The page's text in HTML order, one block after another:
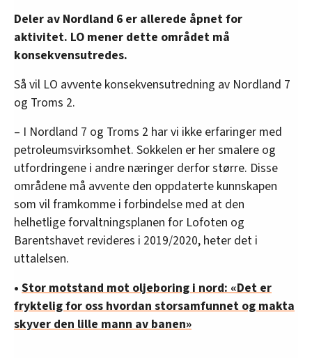
Deler av Nordland 6 er allerede åpnet for
aktivitet. LO mener dette området må
konsekvensutredes.
Så vil LO avvente konsekvensutredning av Nordland 7
og Troms 2.
– I Nordland 7 og Troms 2 har vi ikke erfaringer med
petroleumsvirksomhet. Sokkelen er her smalere og
utfordringene i andre næringer derfor større. Disse
områdene må avvente den oppdaterte kunnskapen
som vil framkomme i forbindelse med at den
helhetlige forvaltningsplanen for Lofoten og
Barentshavet revideres i 2019/2020, heter det i
uttalelsen.
• Stor motstand mot oljeboring i nord: «Det er
fryktelig for oss hvordan storsamfunnet og makta
skyver den lille mann av banen»